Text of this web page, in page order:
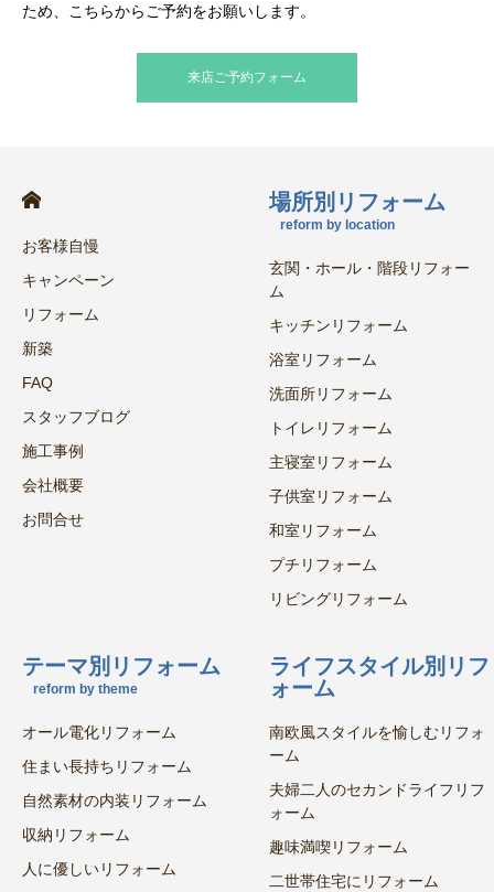
ため、こちらからご予約をお願いします。
来店ご予約フォーム
お客様自慢
キャンペーン
リフォーム
新築
FAQ
スタッフブログ
施工事例
会社概要
お問合せ
場所別リフォーム
reform by location
玄関・ホール・階段リフォー
ム
キッチンリフォーム
浴室リフォーム
洗面所リフォーム
トイレリフォーム
主寝室リフォーム
子供室リフォーム
和室リフォーム
プチリフォーム
リビングリフォーム
テーマ別リフォーム
reform by theme
オール電化リフォーム
住まい長持ちリフォーム
自然素材の内装リフォーム
収納リフォーム
人に優しいリフォーム
ライフスタイル別リフ
ォーム
南欧風スタイルを愉しむリフォ
ーム
夫婦二人のセカンドライフリフ
ォーム
趣味満喫リフォーム
二世帯住宅にリフォーム